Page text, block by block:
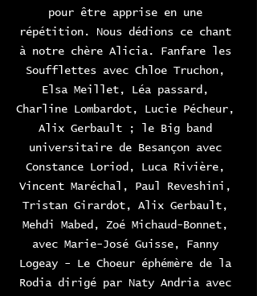
pour être apprise en une
répétition. Nous dédions ce chant
à notre chère Alicia. Fanfare les
Soufflettes avec Chloe Truchon,
Elsa Meillet, Léa passard,
Charline Lombardot, Lucie Pécheur,
Alix Gerbault ; le Big band
universitaire de Besançon avec
Constance Loriod, Luca Rivière,
Vincent Maréchal, Paul Reveshini,
Tristan Girardot, Alix Gerbault,
Mehdi Mabed, Zoé Michaud-Bonnet,
avec Marie-José Guisse, Fanny
Logeay - Le Choeur éphémère de la
Rodia dirigé par Naty Andria avec